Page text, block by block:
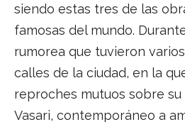
siendo estas tres de las
famosas del mundo.
rumorea que tuvieron
calles de la ciudad, en la
reproches mutuos sobre su
Vasari, contemporáneo a